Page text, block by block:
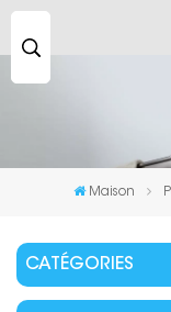
Maison
CATÉGORIES